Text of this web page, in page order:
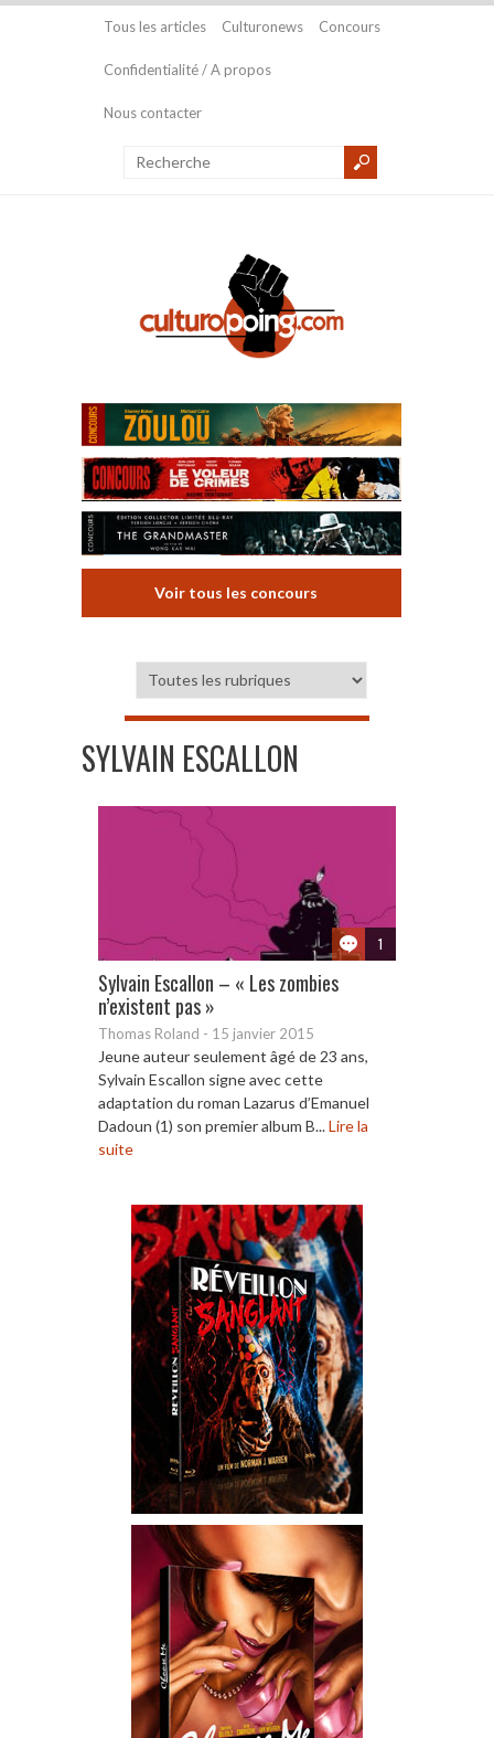
Tous les articles Culturonews Concours
Confidentialité / A propos
Nous contacter
Voir tous les concours
SYLVAIN ESCALLON
1
Sylvain Escallon – « Les zombies
n’existent pas »
Thomas Roland - 15 janvier 2015
Jeune auteur seulement âgé de 23 ans,
Sylvain Escallon signe avec cette
adaptation du roman Lazarus d’Emanuel
Dadoun (1) son premier album B...Lire la
suite